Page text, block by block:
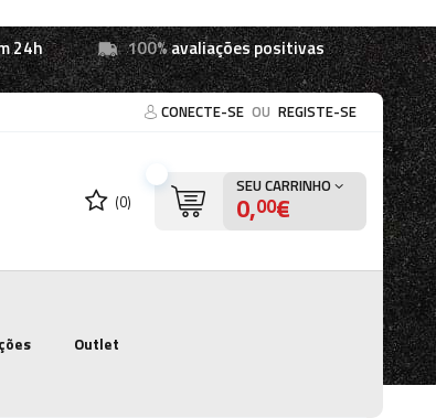
24h 100%avaliações positivas
CONECTE-SE OU REGISTE-SE
(0)
SEU CARRINHO
0,00€
Outlet